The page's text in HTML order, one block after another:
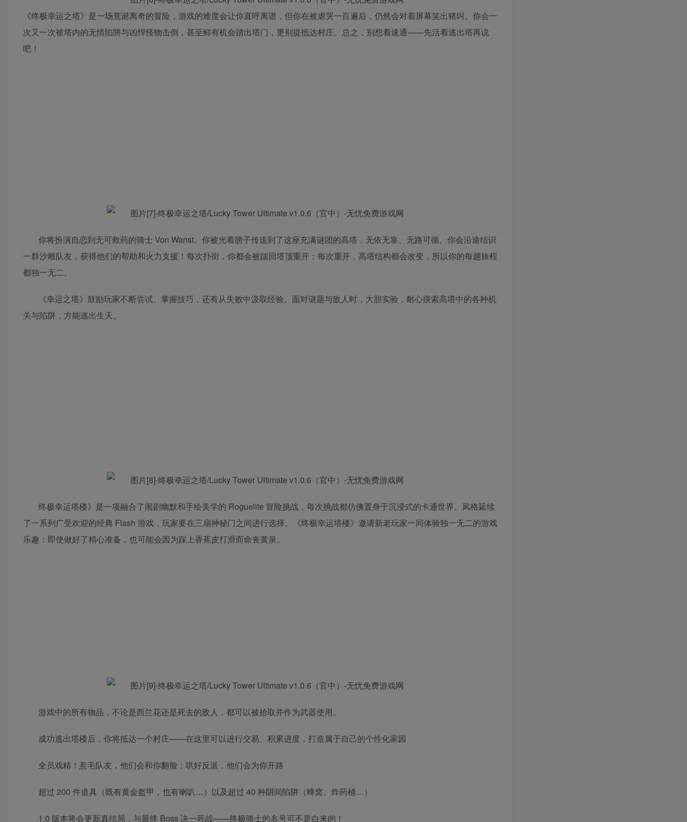
《终极幸运之塔》是一场荒诞离奇的冒险，游戏的难度会让你直呼离谱，但你在被虐哭一百遍后，仍然会对着屏幕笑出猪叫。你会一
次又一次被塔内的无情陷阱与凶悍怪物击倒，甚至鲜有机会踏出塔门，更别提抵达村庄。总之，别想着速通——先活着逃出塔再说
吧！
你将扮演自恋到无可救药的骑士 Von Wanst。你被光着膀子传送到了这座充满谜团的高塔，无依无靠、无路可循。你会沿途结识
一群沙雕队友，获得他们的帮助和火力支援！每次扑街，你都会被踹回塔顶重开；每次重开，高塔结构都会改变，所以你的每趟旅程
都独一无二。
《幸运之塔》鼓励玩家不断尝试、掌握技巧，还有从失败中汲取经验。面对谜题与敌人时，大胆实验，耐心摸索高塔中的各种机
关与陷阱，方能逃出生天。
终极幸运塔楼》是一项融合了闹剧幽默和手绘美学的 Roguelite 冒险挑战，每次挑战都仿佛置身于沉浸式的卡通世界。风格延续
了一系列广受欢迎的经典 Flash 游戏，玩家要在三扇神秘门之间进行选择。《终极幸运塔楼》邀请新老玩家一同体验独一无二的游戏
乐趣：即使做好了精心准备，也可能会因为踩上香蕉皮打滑而命丧黄泉。
游戏中的所有物品，不论是西兰花还是死去的敌人，都可以被拾取并作为武器使用。
成功逃出塔楼后，你将抵达一个村庄——在这里可以进行交易、积累进度，打造属于自己的个性化家园
全员戏精！惹毛队友，他们会和你翻脸；哄好反派，他们会为你开路
超过 200 件道具（既有黄金盔甲，也有喇叭…）以及超过 40 种阴间陷阱（蜂窝、炸药桶…）
1.0 版本将会更新真结局，与最终 Boss 决一死战——终极骑士的名号可不是白来的！